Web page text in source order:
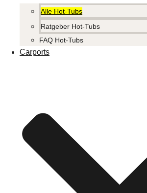
Alle Hot-Tubs
Ratgeber Hot-Tubs
FAQ Hot-Tubs
Carports